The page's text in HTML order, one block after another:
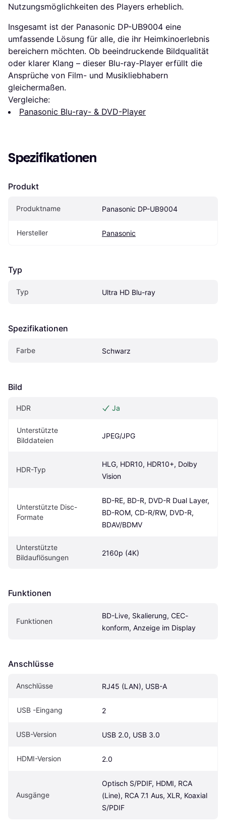
Nutzungsmöglichkeiten des Players erheblich.
Insgesamt ist der Panasonic DP-UB9004 eine
umfassende Lösung für alle, die ihr Heimkinoerlebnis
bereichern möchten. Ob beeindruckende Bildqualität
oder klarer Klang – dieser Blu-ray-Player erfüllt die
Ansprüche von Film- und Musikliebhabern
gleichermaßen.
Vergleiche:
Panasonic Blu-ray- & DVD-Player
Spezifikationen
Produkt
Produktname Panasonic DP-UB9004
Hersteller Panasonic
Typ
Typ Ultra HD Blu-ray
Spezifikationen
Farbe Schwarz
Bild
HDR Ja
Unterstützte
Bilddateien
JPEG/JPG
HDR-Typ
HLG, HDR10, HDR10+, Dolby
Vision
Unterstützte Disc-
Formate
BD-RE, BD-R, DVD-R Dual Layer,
BD-ROM, CD-R/RW, DVD-R,
BDAV/BDMV
Unterstützte
Bildauflösungen
2160p (4K)
Funktionen
Funktionen
BD-Live, Skalierung, CEC-
konform, Anzeige im Display
Anschlüsse
Anschlüsse RJ45 (LAN), USB-A
USB -Eingang 2
USB-Version USB 2.0, USB 3.0
HDMI-Version 2.0
Ausgänge
Optisch S/PDIF, HDMI, RCA
(Line), RCA 7.1 Aus, XLR, Koaxial
S/PDIF